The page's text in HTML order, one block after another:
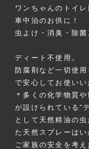
ワンちゃんのトイレ
車中泊のお供に！
虫よけ・消臭・除
ディート不使用。
防腐剤など一切使
で安心してお使い
＊多くの化学物質
が設けられている”
として天然精油の
た天然スプレーはい
ご家族の安全を考